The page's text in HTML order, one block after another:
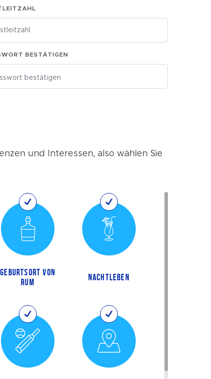
BESTÄTIGEN
und Interessen, also wählen Sie
GEBURTSORT VON
RUM
NACHTLEBEN